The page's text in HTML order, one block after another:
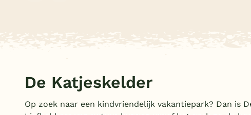
De Katjeskelder
Op zoek naar een kindvriendelijk vakantiepark? Dan is